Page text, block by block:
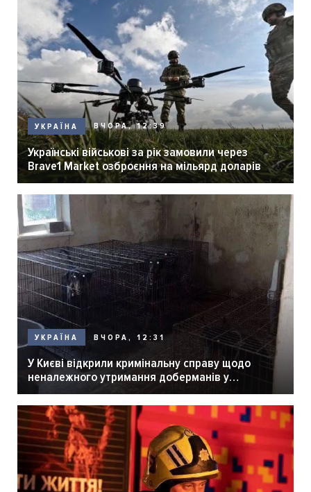
УКРАЇНА ВЧОРА, 12:39
Українські військові за рік замовили через
Brave1 Market озброєння на мільярд доларів
УКРАЇНА ВЧОРА, 12:31
У Києві відкрили кримінальну справу щодо
неналежного утримання доберманів у
розпліднику